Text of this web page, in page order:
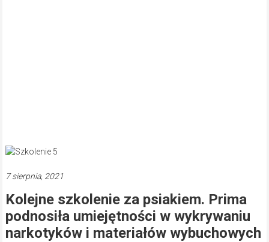
7 sierpnia, 2021
Kolejne szkolenie za psiakiem. Prima
podnosiła umiejętności w wykrywaniu
narkotyków i materiałów wybuchowych